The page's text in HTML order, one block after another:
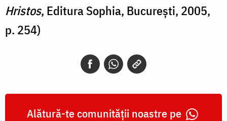
Hristos, Editura Sophia, București, 2005,
p. 254)
Alătură-te comunității noastre pe